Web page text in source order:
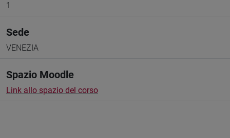
1
Sede
VENEZIA
Spazio Moodle
Link allo spazio del corso